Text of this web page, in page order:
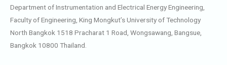
Department of Instrumentation and Electrical Energy Engineering,
Faculty of Engineering, King Mongkut’s University of Technology
North Bangkok 1518 Pracharat 1 Road, Wongsawang, Bangsue,
Bangkok 10800 Thailand.